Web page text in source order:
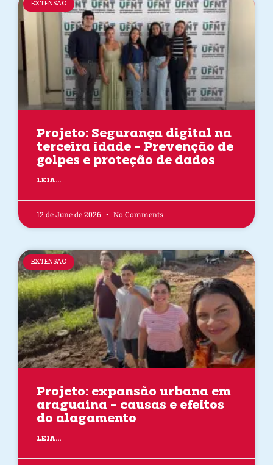
EXTENSÃO
Projeto: Segurança digital na
terceira idade – Prevenção de
golpes e proteção de dados
LEIA...
12 de June de 2026 No Comments
EXTENSÃO
Projeto: expansão urbana em
araguaína – causas e efeitos
do alagamento
LEIA...